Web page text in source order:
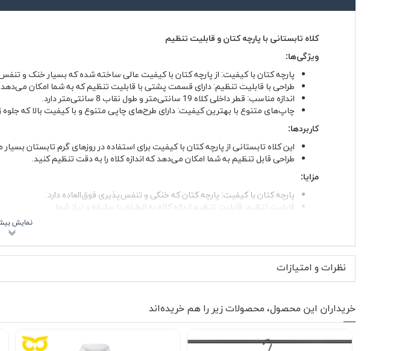
کلاه تابستانی با پارچه کتان و قابلیت تنظیم
ویژگی‌ها:
پارچه کتان با کیفیت: از پارچه کتان با کیفیت عالی ساخته شده که بسیار خنک و
طراحی با قابلیت تنظیم: دارای قسمت پشتی با قابلیت تنظیم که به شما امکان می‌دهد
اندازه مناسب: قطر داخلی کلاه 19 سانتی‌متر و طول نقاب 8 سانتی‌متر دارد.
چاپ‌های متنوع با بهترین کیفیت: دارای طرح‌های چاپی متنوع و با کیفیت بالا که
کاربردها:
این کلاه تابستانی از پارچه کتان با کیفیت برای استفاده در روزهای گرم تابستان
طراحی قابل تنظیم به شما امکان می‌دهد که اندازه کلاه را به دقت تنظیم کنید.
مزایا:
پارچه کتان با کیفیت: پارچه کتان که خنکی و تنفس‌پذیری فوق‌العاده دارد.
قابلیت تنظیم : قابلیت تنظیم اندازه کلاه به انطباق با سلیقه و نیاز شما.
: طرح‌های چاپی با کیفیت برای جلب توجه و جذب استایل.
نظرات و امتیازات
خریداران این محصول، محصولات زیر را هم خریده‌اند